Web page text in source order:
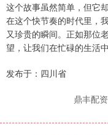
这个故事虽然简单，但它
在这个快节奏的时代里，
又珍贵的瞬间。正如那位
望，让我们在忙碌的生活
发布于：四川省
鼎丰配